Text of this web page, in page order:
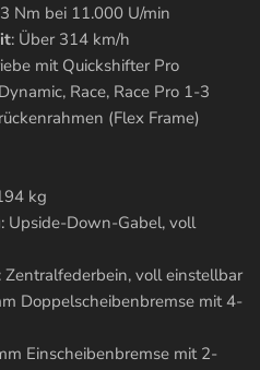
Nm bei 11.000 U/min
: Über 314 km/h
mit Quickshifter Pro
Race, Race Pro 1-3
(Flex Frame)
kg
: Upside-Down-Gabel, voll
: Zentralfederbein, voll einstellbar
Doppelscheibenbremse mit 4-
Einscheibenbremse mit 2-